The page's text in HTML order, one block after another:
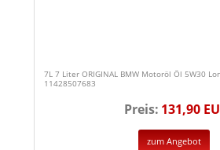
7L 7 Liter ORIGINAL BMW Motoröl Öl 5W30
11428507683
Preis: 131,90
zum Angebot